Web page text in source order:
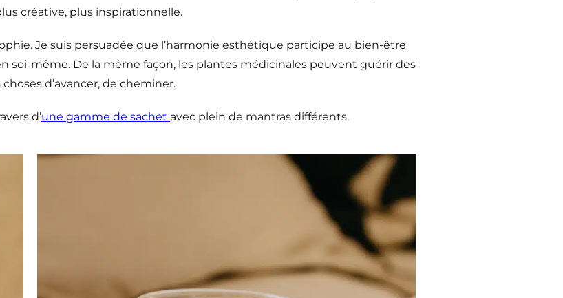
créative, plus inspirationnelle.
Je suis persuadée que l’harmonie esthétique participe au bien-être
soi-même. De la même façon, les plantes médicinales peuvent guérir des
d’avancer, de cheminer.
d’une gamme de sachet avec plein de mantras différents.